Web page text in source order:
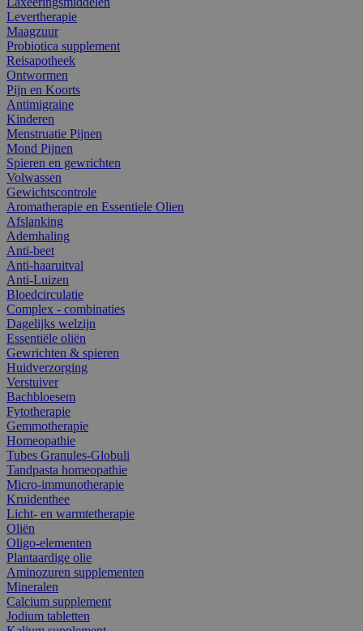
Levertherapie
Maagzuur
Probiotica supplement
Reisapotheek
Ontwormen
Pijn en Koorts
Antimigraine
Kinderen
Menstruatie Pijnen
Mond Pijnen
Spieren en gewrichten
Volwassen
Gewichtscontrole
Aromatherapie en Essentiele Olien
Afslanking
Ademhaling
Anti-beet
Anti-haaruitval
Anti-Luizen
Bloedcirculatie
Complex - combinaties
Dagelijks welzijn
Essentiële oliën
Gewrichten & spieren
Huidverzorging
Verstuiver
Bachbloesem
Fytotherapie
Gemmotherapie
Homeopathie
Tubes Granules-Globuli
Tandpasta homeopathie
Micro-immunotherapie
Kruidenthee
Licht- en warmtetherapie
Oliën
Oligo-elementen
Plantaardige olie
Aminozuren supplementen
Mineralen
Calcium supplement
Jodium tabletten